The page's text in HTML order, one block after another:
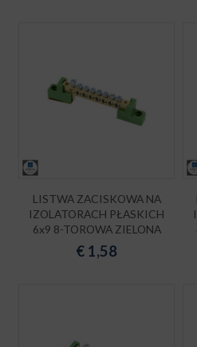
LISTWA ZACISKOWA NA
IZOLATORACH PŁASKICH
6x9 8-TOROWA ZIELONA
€ 1,58